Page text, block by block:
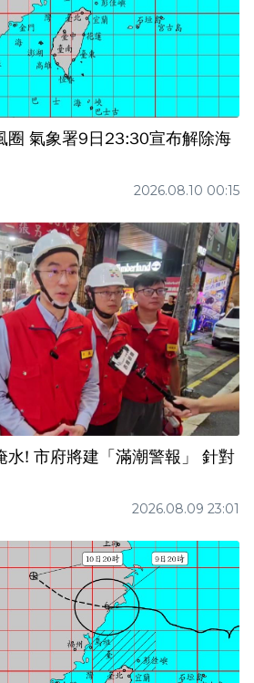
圈 氣象署9日23:30宣布解除海
2026.08.10 00:15
水! 市府將建「滿潮警報」 針對
2026.08.09 23:01